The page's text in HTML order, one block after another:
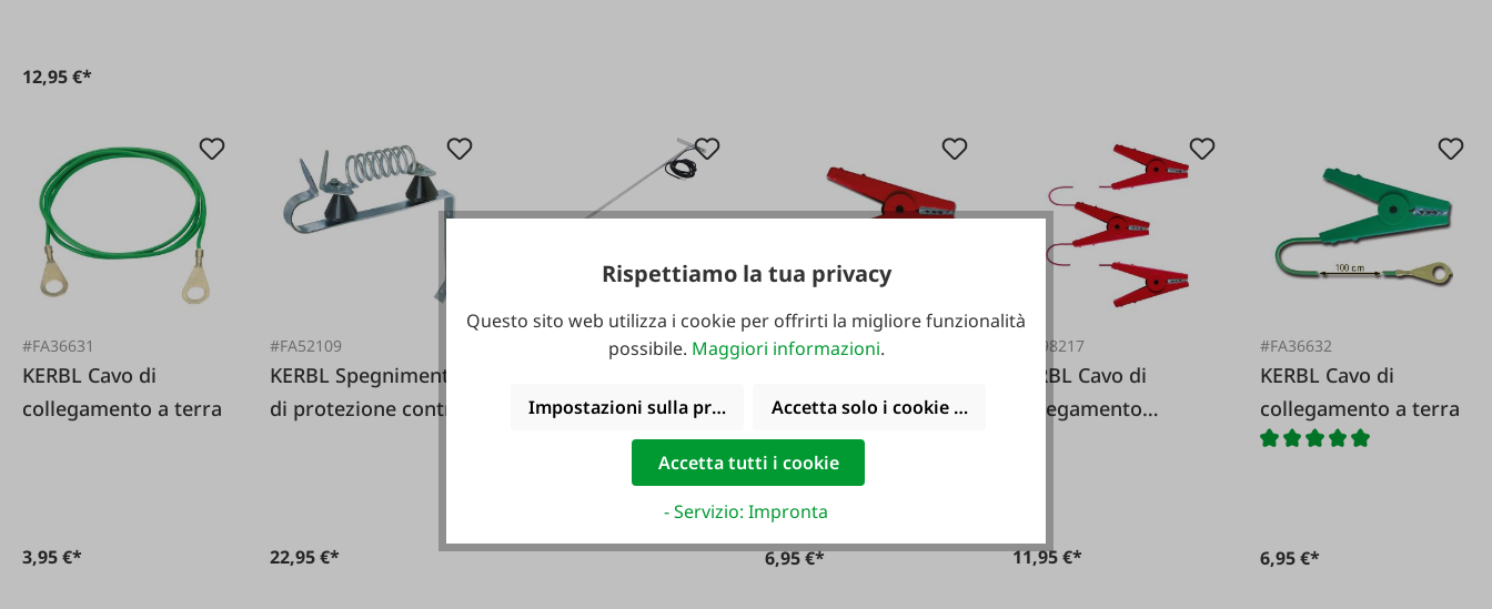
12,95 €*
#FA36631
KERBL Cavo di
collegamento a terra
3,95 €*
#FA52109
KERBL Spegnimento
di protezione contro
22,95 €*
FAIE Set di
estensione per
#FA23009
coccodrillo per cavo
di collegamento
recinzione
6,95 €*
#FA98217
KERBL Cavo di
collegamento
11,95 €*
#FA36632
KERBL Cavo di
collegamento a terra
6,95 €*
Rispettiamo la tua privacy
Questo sito web utilizza i cookie per offrirti la migliore funzionalità
possibile. Maggiori informazioni.
Impostazioni sulla privacy Accetta solo i cookie funzionali
Accetta tutti i cookie
- Servizio: Impronta